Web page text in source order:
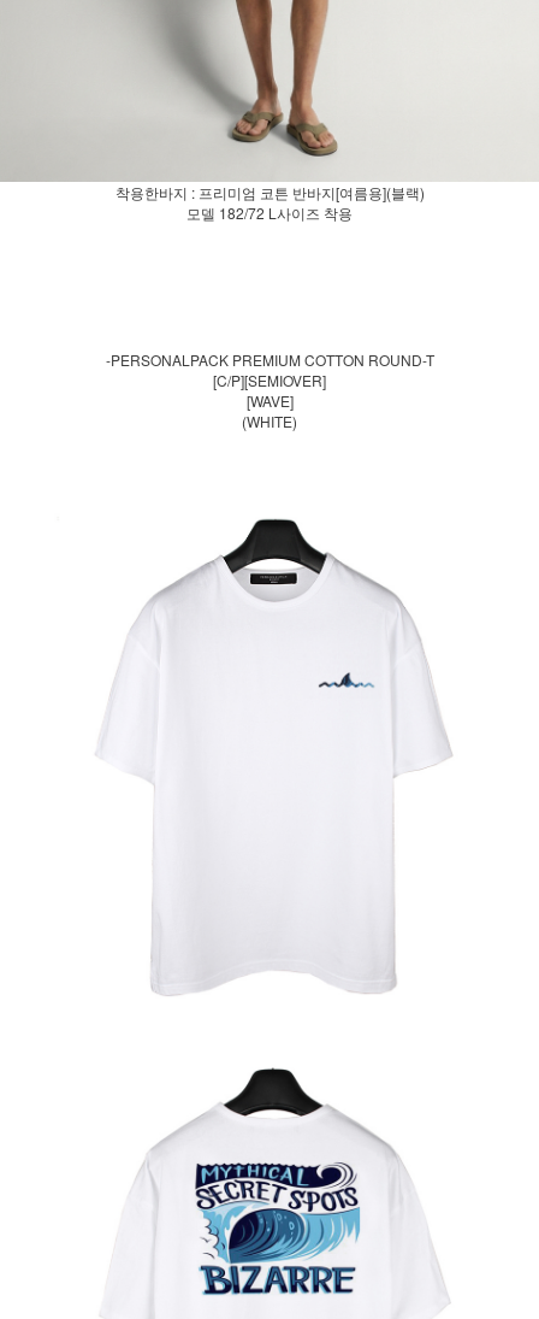
착용한바지 : 프리미엄 코튼 반바지[여름용](블랙)
모델 182/72 L사이즈 착용
-PERSONALPACK PREMIUM COTTON ROUND-T
[C/P][SEMIOVER]
[WAVE]
(WHITE)